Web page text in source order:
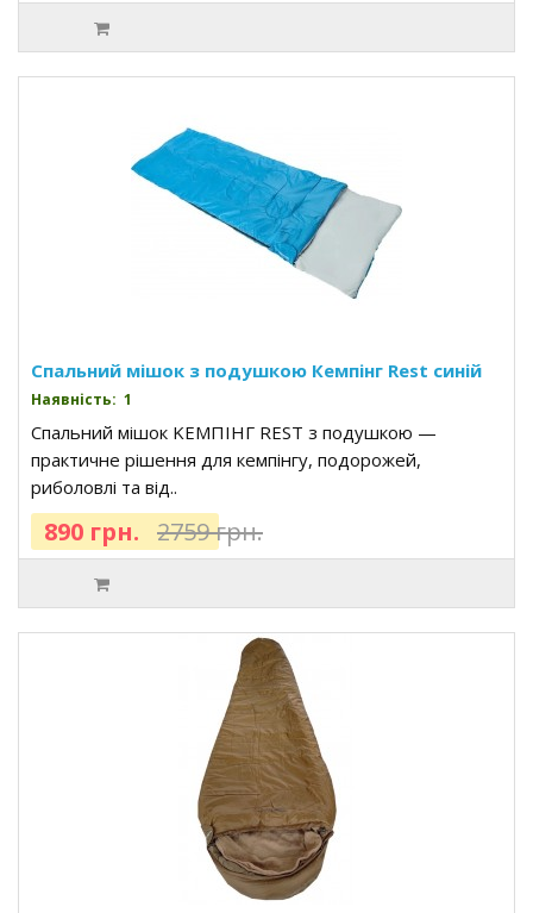
Спальний мішок з подушкою Кемпінг Rest синій
Наявність: 1
Спальний мішок KEMПІНГ REST з подушкою —
практичне рішення для кемпінгу, подорожей,
риболовлі та від..
890 грн. 2759 грн.